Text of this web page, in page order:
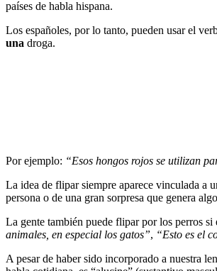
países de habla hispana.
Los españoles, por lo tanto, pueden usar el
una droga.
Por ejemplo: “Esos hongos rojos se utilizan
La idea de flipar siempre aparece vinculada a
persona o de una gran sorpresa que genera
La gente también puede flipar por los perros
animales, en especial los gatos”, “Esto es el
A pesar de haber sido incorporado a nuestra